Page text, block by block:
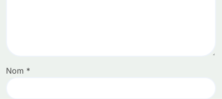
Nom *